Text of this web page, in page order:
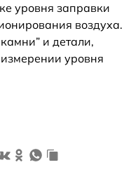
уровня заправки
воздуха.
и детали,
уровня